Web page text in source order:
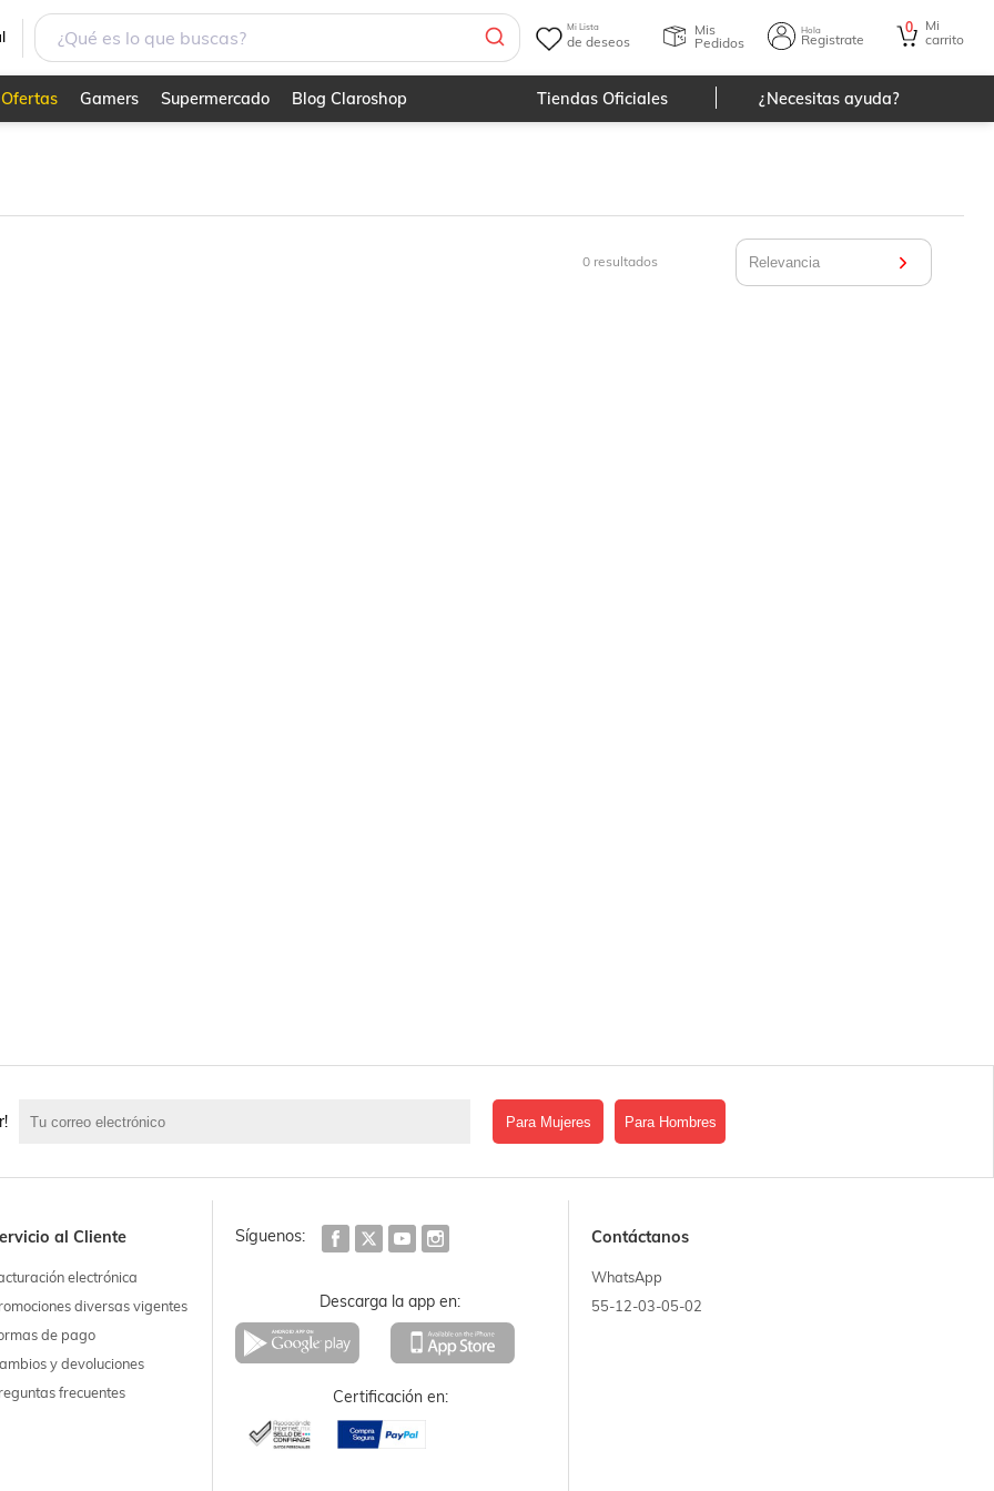
Mi Lista
de deseos
Mis
Pedidos
Hola
Registrate
0
Mi
carrito
Ofertas Gamers Supermercado Blog Claroshop Tiendas Oficiales ¿Necesitas ayuda?
0resultados
Para Mujeres Para Hombres
al Cliente
electrónica
diversas vigentes
de pago
y devoluciones
frecuentes
Síguenos:
Descarga la app en:
Certificación en:
Contáctanos
WhatsApp
55-12-03-05-02